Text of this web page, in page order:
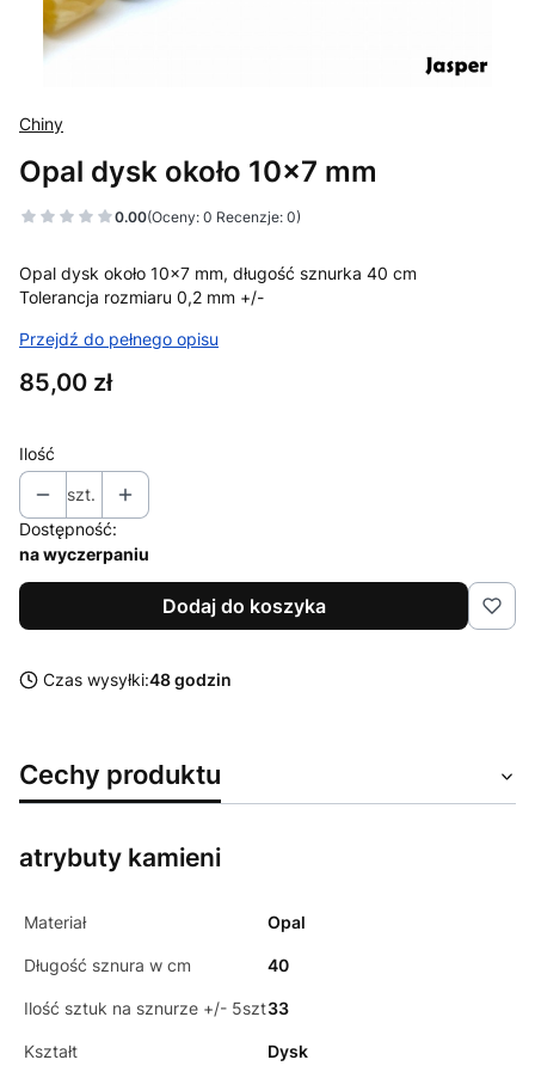
Chiny
Opal dysk około 10x7 mm
0.00(Oceny: 0 Recenzje: 0)
Opal dysk około 10x7 mm, długość sznurka 40 cm
Tolerancja rozmiaru 0,2 mm +/-
Przejdź do pełnego opisu
Cena
85,00 zł
Ilość
szt.
Dostępność:
na wyczerpaniu
Dodaj do koszyka
Czas wysyłki:48 godzin
Cechy produktu
atrybuty kamieni
Materiał Opal
Długość sznura w cm 40
Ilość sztuk na sznurze +/- 5szt33
Kształt Dysk